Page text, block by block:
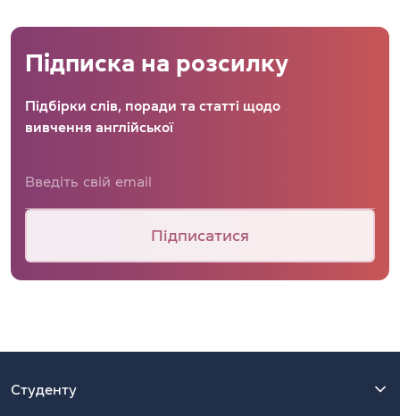
Підписка на розсилку
Підбірки слів, поради та статті щодо
вивчення англійської
Підписатися
Студенту